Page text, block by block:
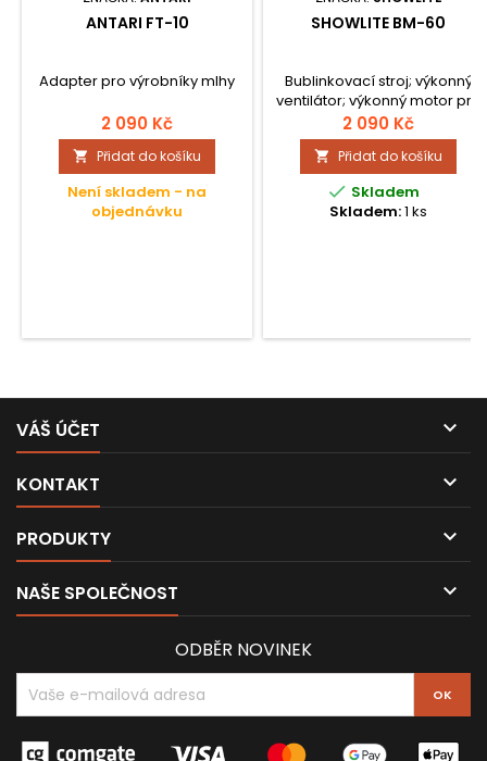
ANTARI FT-10
Adapter pro výrobníky mlhy
2 090 Kč
 Přidat do košíku
Není skladem - na
objednávku
SHOWLITE BM-60
Bublinkovací stroj; výkonný
ventilátor; výkonný motor pro
plynulé otáčení; vhodný pro
montáž na stěnu a strop;
včetně rádiového dálkového
ovládání
2 090 Kč
 Přidat do košíku
 Skladem
Skladem:1 ks
VÁŠ ÚČET 
KONTAKT 
PRODUKTY 
NAŠE SPOLEČNOST 
ODBĚR NOVINEK